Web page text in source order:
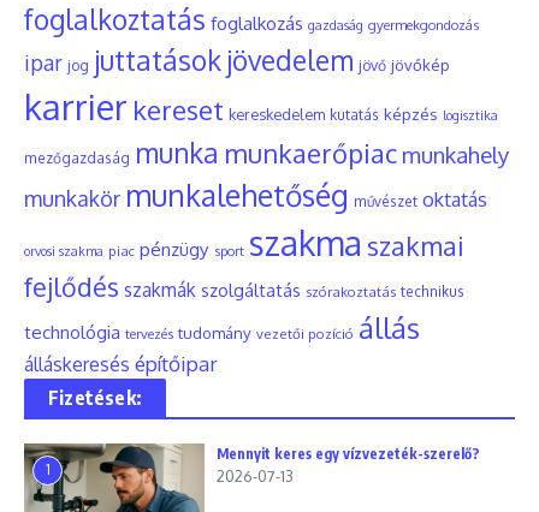
foglalkoztatás foglalkozás gazdaság gyermekgondozás
ipar jog juttatások jövedelem jövő jövőkép
karrier kereset kereskedelem kutatás képzés logisztika
mezőgazdaság munka munkaerőpiac munkahely
munkakör munkalehetőség művészet oktatás
orvosi szakma piac pénzügy sport szakma szakmai
fejlődés szakmák szolgáltatás szórakoztatás technikus
technológia tervezés tudomány vezetői pozíció állás
álláskeresés építőipar
Fizetések:
1
Mennyit keres egy vízvezeték-szerelő?
2026-07-13